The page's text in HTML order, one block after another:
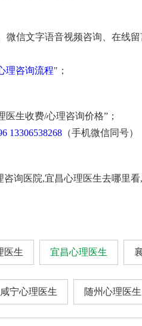
信文字语音视频咨询、在线
理咨询流程"；
生收费/心理咨询价格”；
13306538268 （手机微信同号）
询医院,宜昌心理医生去哪里
医生 宜昌心理医生
咸宁心理医生 随州心理医生